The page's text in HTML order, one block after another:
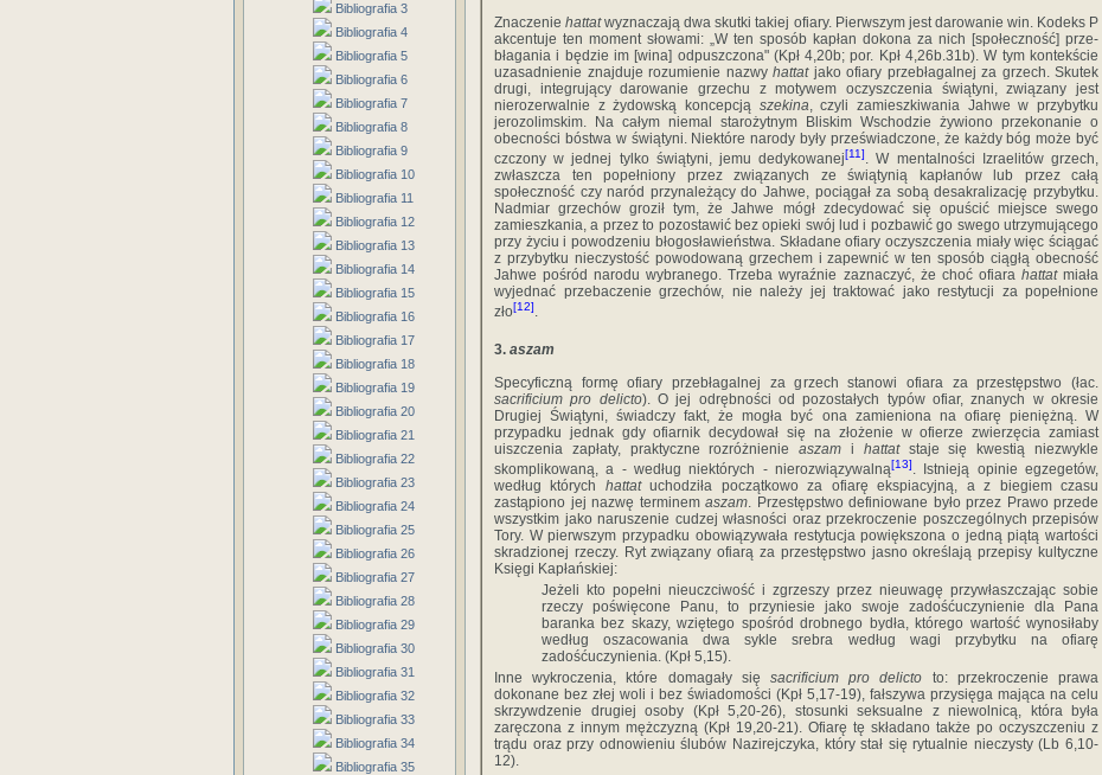
Bibliografia 3
Bibliografia 4
Bibliografia 5
Bibliografia 6
Bibliografia 7
Bibliografia 8
Bibliografia 9
Bibliografia 10
Bibliografia 11
Bibliografia 12
Bibliografia 13
Bibliografia 14
Bibliografia 15
Bibliografia 16
Bibliografia 17
Bibliografia 18
Bibliografia 19
Bibliografia 20
Bibliografia 21
Bibliografia 22
Bibliografia 23
Bibliografia 24
Bibliografia 25
Bibliografia 26
Bibliografia 27
Bibliografia 28
Bibliografia 29
Bibliografia 30
Bibliografia 31
Bibliografia 32
Bibliografia 33
Bibliografia 34
Bibliografia 35
Znaczeniehattatwyznaczają dwa skutki takiej ofiary. Pierw­szym jest darowanie win. Kodeks P
akcentuje ten moment sło­wami: „W ten sposób kapłan dokona za nich [społeczność] prze­
błagania i będzie im [wina] odpuszczona" (Kpł 4,20b; por. Kpł 4,26b.31b). W tym kontekście
uzasadnienie znajduje rozumienie nazwy hattatjako ofiary przebłagalnej za grzech. Skutek
drugi, integrujący darowanie grzechu z motywem oczyszczenia świątyni, związany jest
nierozerwalnie z żydowską koncepcją szekina, czy­li zamieszkiwania Jahwe w przybytku
jerozolimskim. Na całym niemal starożytnym Bliskim Wschodzie żywiono przekonanie o
obecności bóstwa w świątyni. Niektóre narody były przeświad­czone, że każdy bóg może być
czczony w jednej tylko świątyni, jemu dedykowanej[11]. W mentalności Izraelitów grzech,
zwłasz­cza ten popełniony przez związanych ze świątynią kapłanów lub przez całą
społeczność czy naród przynależący do Jahwe, pociągał za sobą desakralizację przybytku.
Nadmiar grzechów groził tym, że Jahwe mógł zdecydować się opuścić miejsce swego
zamieszka­nia, a przez to pozostawić bez opieki swój lud i pozbawić go swego utrzymującego
przy życiu i powodzeniu błogosławieństwa. Skła­dane ofiary oczyszczenia miały więc ściągać
z przybytku nieczy­stość powodowaną grzechem i zapewnić w ten sposób ciągłą obec­ność
Jahwe pośród narodu wybranego. Trzeba wyraźnie zaznaczyć, że choć ofiara hattatmiała
wyjednać przebaczenie grzechów, nie należy jej traktować jako restytucji za popełnione
zło[12].
3. aszam
Specyficzną formę ofiary przebłagalnej za grzech stanowi ofiara za przestępstwo (łac.
sacrificium pro delicto). O jej odrębności od pozostałych typów ofiar, znanych w okresie
Drugiej Świątyni, świadczy fakt, że mogła być ona zamieniona na ofiarę pienięż­ną. W
przypadku jednak gdy ofiarnik decydował się na złożenie w ofierze zwierzęcia zamiast
uiszczenia zapłaty, praktyczne roz­różnienieaszam i hattatstaje się kwestią niezwykle
skomplikowa­ną, a - według niektórych - nierozwiązywalną[13]. Istnieją opinie egzegetów,
według których hattatuchodziła początkowo za ofia­rę ekspiacyjną, a z biegiem czasu
zastąpiono jej nazwę terminem aszam. Przestępstwo definiowane było przez Prawo przede
wszyst­kim jako naruszenie cudzej własności oraz przekroczenie poszcze­gólnych przepisów
Tory. W pierwszym przypadku obowiązywała restytucja powiększona o jedną piątą wartości
skradzionej rzeczy. Ryt związany ofiarą za przestępstwo jasno określają przepisy kultyczne
Księgi Kapłańskiej:
Jeżeli kto popełni nieuczciwość i zgrzeszy przez nieuwagę przy­właszczając sobie
rzeczy poświęcone Panu, to przyniesie jako swo­je zadośćuczynienie dla Pana
baranka bez skazy, wziętego spośród drobnego bydła, którego wartość wynosiłaby
według oszacowania dwa sykle srebra według wagi przybytku na ofiarę
zadośćuczynie­nia. (Kpł 5,15).
Inne wykroczenia, które domagały się sacrificium pro delicto to: przekroczenie prawa
dokonane bez złej woli i bez świadomości (Kpł 5,17-19), fałszywa przysięga mająca na celu
skrzywdzenie drugiej osoby (Kpł 5,20-26), stosunki seksualne z niewolnicą, któ­ra była
zaręczona z innym mężczyzną (Kpł 19,20-21). Ofiarę tę składano także po oczyszczeniu z
trądu oraz przy odnowieniu ślu­bów Nazirejczyka, który stał się rytualnie nieczysty (Lb 6,10-
12).